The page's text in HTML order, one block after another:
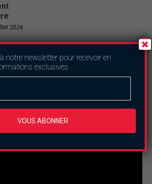
2026
could not be loaded, either because the
notre newsletter pour recevoir en
exclusives
VOUS ABONNER